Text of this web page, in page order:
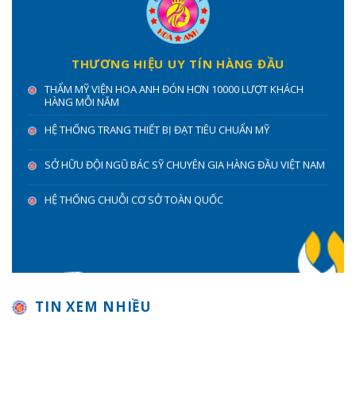
THƯƠNG HIỆU UY TÍN HÀNG ĐẦU
THẨM MỸ VIỆN HOA ANH ĐÓN HƠN 10000 LƯỢT KHÁCH
HÀNG MỖI NĂM
HỆ THỐNG TRANG THIẾT BỊ ĐẠT TIÊU CHUẨN MỸ
SỞ HỮU ĐỘI NGŨ BÁC SỸ CHUYÊN GIA HÀNG ĐẦU VIỆT NAM
HỆ THỐNG CHUỖI CƠ SỞ TOÀN QUỐC
TIN XEM NHIỀU